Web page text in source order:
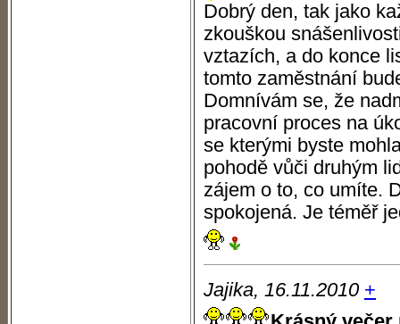
Dobrý den, tak jako
zkouškou
vztazích, a do konce
tomto zaměstnání
Domnívám se, že
pracovní proces na
se kterými byste
pohodě vůči druhým
zájem o to, co umíte.
spokojená. Je téměř
Jajika, 16.11.2010 +